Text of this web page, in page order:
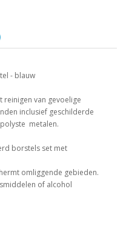
- blauw
reinigen van gevoelige
inclusief geschilderde
metalen.
borstels set met
omliggende gebieden.
of alcohol